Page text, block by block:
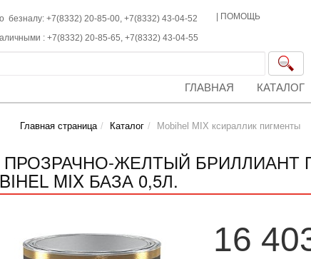
безналу: +7(8332) 20-85-00, +7(8332) 43-04-52
: +7(8332) 20-85-65, +7(8332) 43-04-55
ПОМОЩЬ
ГЛАВНАЯ КАТАЛОГ
Главная страница Каталог Mobihel MIX ксираллик пигменты
ПРОЗРАЧНО-ЖЕЛТЫЙ БРИЛЛИАНТ
MIX БАЗА 0,5Л.
16